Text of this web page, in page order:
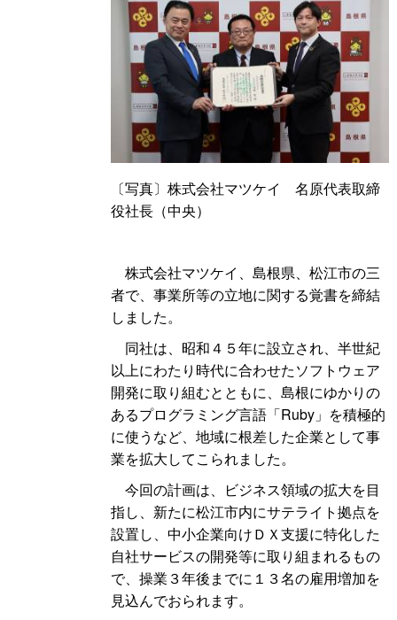
〔写真〕株式会社マツケイ名原代表取締
役社長（中央）
株式会社マツケイ、島根県、松江市の三
者で、事業所等の立地に関する覚書を締結
しました。
同社は、昭和４５年に設立され、半世紀
以上にわたり時代に合わせたソフトウェア
開発に取り組むとともに、島根にゆかりの
あるプログラミング言語「Ruby」を積極的
に使うなど、地域に根差した企業として事
業を拡大してこられました。
今回の計画は、ビジネス領域の拡大を目
指し、新たに松江市内にサテライト拠点を
設置し、中小企業向けＤＸ支援に特化した
自社サービスの開発等に取り組まれるもの
で、操業３年後までに１３名の雇用増加を
見込んでおられます。